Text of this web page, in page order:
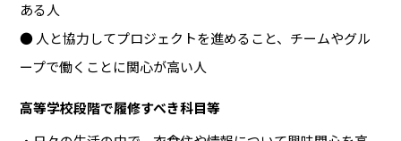
ある人
● 人と協力してプロジェクトを進めること、チームやグル
ープで働くことに関心が高い人
高等学校段階で履修すべき科目等